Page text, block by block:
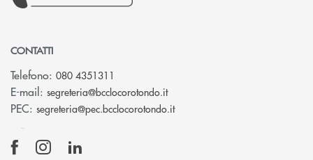
CONTATTI
Telefono: 080 4351311
E-mail: segreteria@bcclocorotondo.it(si apre l’app di posta
PEC: segreteria@pec.bcclocorotondo.it(si apre l’app di posta